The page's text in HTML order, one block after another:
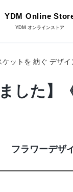
YDM Online
YDM オンラインストア
ーン
キット・ノ
YDM Connect
ケットを 紡ぐ デザ
した
フラワーデザ